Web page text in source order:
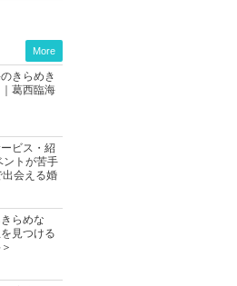
きらめき
葛西臨海
ービス・紹
トが苦手
会える婚
らめな
見つける
More